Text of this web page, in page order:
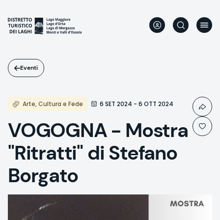
contenuto
principale
Eventi
Arte, Cultura e Fede 6 SET 2024 - 6 OTT 2024
VOGOGNA - Mostra
"Ritratti" di Stefano
Borgato